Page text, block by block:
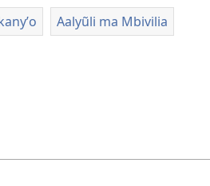
Aalyũli ma Mbivilia